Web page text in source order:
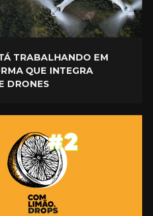
TRABALHANDO EM
QUE INTEGRA
DRONES